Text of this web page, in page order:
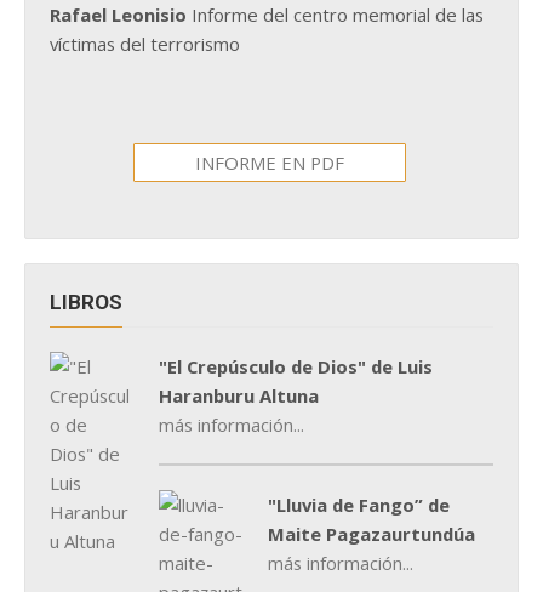
Rafael Leonisio Informe del centro memorial de las
víctimas del terrorismo
INFORME EN PDF
LIBROS
"El Crepúsculo de Dios" de Luis
Haranburu Altuna
más información...
"Lluvia de Fango” de
Maite Pagazaurtundúa
más información...